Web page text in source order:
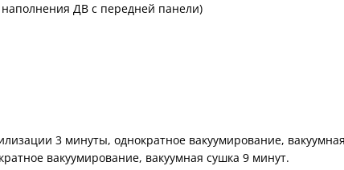
ДВ с передней панели)
3 минуты, однократное вакуумирование,
вакуумирование, вакуумная сушка 9 минут.